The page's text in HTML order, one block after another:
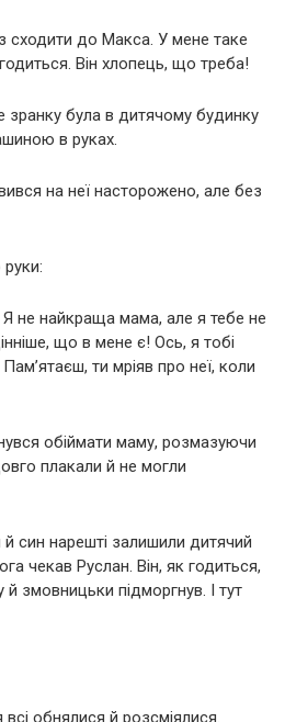
сходити до Макса. У мене таке
Він хлопець, що треба!
була в дитячому будинку
в руках.
на неї насторожено, але без
не найкраща мама, але я тебе не
що в мене є! Ось, я тобі
ти мріяв про неї, коли
обіймати маму, розмазуючи
плакали й не могли
син нарешті залишили дитячий
чекав Руслан. Він, як годиться,
й змовницьки підморгнув. І тут
обнялися й розсміялися.